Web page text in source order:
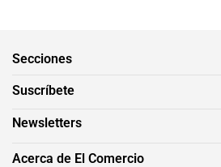
Secciones
Suscríbete
Newsletters
Acerca de El Comercio